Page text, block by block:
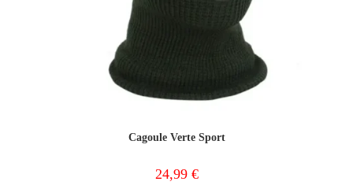
Cagoule Verte Sport
24,99 €